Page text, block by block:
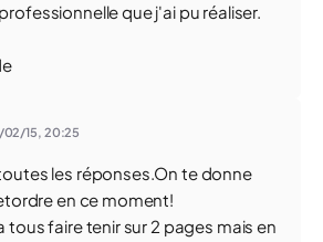
que j'ai pu réaliser.
15, 20:25
les réponses.On te donne
en ce moment!
tous faire tenir sur 2 pages mais en